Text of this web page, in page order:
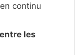
continu
les